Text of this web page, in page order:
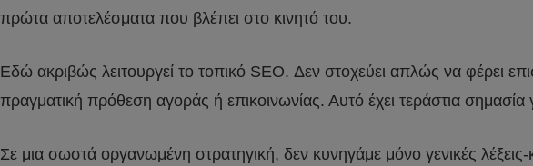
πρώτα αποτελέσματα που βλέπει στο κινητό του.
Εδώ ακριβώς λειτουργεί το τοπικό SEO. Δεν στοχεύει απλώς να φέρει
πραγματική πρόθεση αγοράς ή επικοινωνίας. Αυτό έχει τεράστια σημασία
Σε μια σωστά οργανωμένη στρατηγική, δεν κυνηγάμε μόνο γενικές